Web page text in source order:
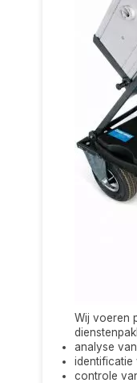
Wij voeren
analyse
identificatie
controle